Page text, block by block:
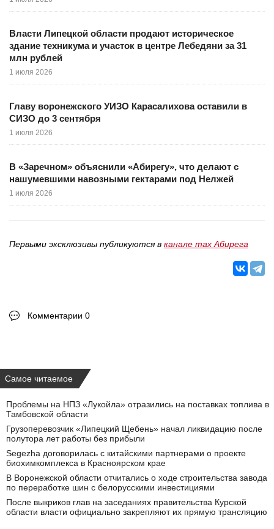
Власти Липецкой области продают историческое
здание техникума и участок в центре Лебедяни за 31
млн рублей
1 июля 2026
Главу воронежского УИЗО Карасалихова оставили в
СИЗО до 3 сентября
1 июля 2026
В «Заречном» объяснили «Абирегу», что делают с
нашумевшими навозными гектарами под Нелжей
1 июля 2026
Первыми эксклюзивы публикуются в канале max Абирега
Комментарии 0
Самое читаемое
Проблемы на НПЗ «Лукойла» отразились на поставках топлива в
Тамбовской области
Грузоперевозчик «Липецкий Щебень» начал ликвидацию после
полутора лет работы без прибыли
Segezha договорилась с китайскими партнерами о проекте
биохимкомплекса в Красноярском крае
В Воронежской области отчитались о ходе строительства завода
по переработке шин с белорусскими инвестициями
После выкриков глав на заседаниях правительства Курской
области власти официально закрепляют их прямую трансляцию